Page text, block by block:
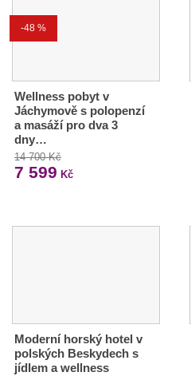
-48 %
Wellness pobyt v
Jáchymově s polopenzí
a masáží pro dva 3
dny…
14 700 Kč
7 599 Kč
Moderní horský hotel v
polských Beskydech s
jídlem a wellness